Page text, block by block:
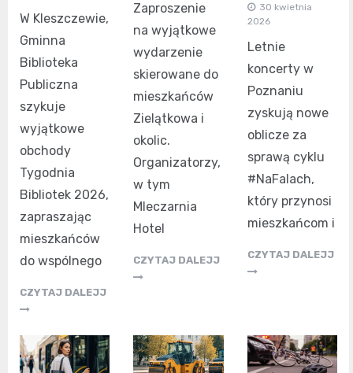
W Kleszczewie,
Gminna
Biblioteka
Publiczna
szykuje
wyjątkowe
obchody
Tygodnia
Bibliotek 2026,
zapraszając
mieszkańców
do wspólnego
CZYTAJ DALEJJ
Zaproszenie
na wyjątkowe
wydarzenie
skierowane do
mieszkańców
Zielątkowa i
okolic.
Organizatorzy,
w tym
Mleczarnia
Hotel
CZYTAJ DALEJJ
30 kwietnia
2026
Letnie
koncerty w
Poznaniu
zyskują nowe
oblicze za
sprawą cyklu
#NaFalach,
który przynosi
mieszkańcom i
CZYTAJ DALEJJ